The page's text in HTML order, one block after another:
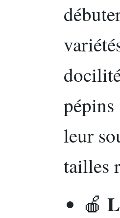
leur
tailles
🍎